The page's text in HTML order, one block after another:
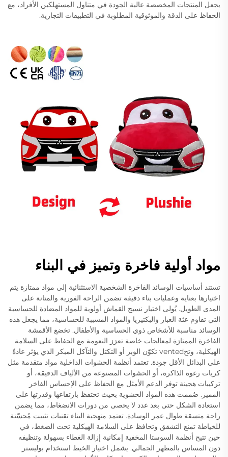
يجعل المنتجات المخصصة عالية الجودة في متناول المستهلكين الأفراد، مع
الحفاظ على الدقة والموثوقية المطلوبة في التطبيقات التجارية.
مواد أولية فاخرة وتميز في البناء
تستند أساسيات الوسائد الفاخرة الشخصية الاستثنائية إلى مواد ممتازة يتم
اختيارها بعناية وعمليات بناء دقيقة تضمن الراحة الفورية والمتانة على
المدى الطويل. يُولى اختيار نسيج القماش أولوية للمواد المضادة للحساسية
التي تقاوم عثة الغبار والبكتيريا والمواد المسببة للحساسية، مما يجعل هذه
الوسائد مناسبة للأشخاص ذوي الحساسية والأطفال. تخضع الأقمشة
الفاخرة الممتازة لمعالجات خاصة تعزز النعومة مع الحفاظ على السلامة
الهيكلية، وتحvented تكوّن الوبر أو التكتل والتآكل المبكر الذي يؤثر عادةً
على البدائل الأقل جودة. تعتمد أنظمة الحشوات الداخلية مواد متقدمة مثل
كريات رغوة الذاكرة، أو الحشوات المصنوعة من الألياف الدقيقة، أو
تركيبات هجينة توفر الدعم الأمثل مع الحفاظ على الإحساس الفاخر
المميز. صُممت هذه المواد الحشوية بحيث تحتفظ بارتفاعها وقدرتها على
استعادة الشكل حتى بعد عدد لا يحصى من دورات الانضغاط، مما يضمن
راحة متسقة طوال عمر الوسادة. تعتمد منهجية البناء تقنيات تثبيت مُحسّنة
للخياطة تمنع التشقق وتحافظ على السلامة الهيكلية تحت الضغط، في
حين تتيح أنظمة السوستا المخفية إمكانية إزالة الغطاء بسهولة وتنظيفه
دون المساس بالمظهر الجمالي. يشمل اختيار الخيط استخدام بوليستر